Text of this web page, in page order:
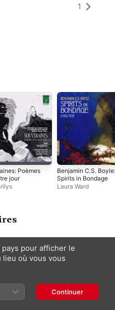
1
Poèmes
jour
Benjamin C.S. Boyle:
Spirits in Bondage
Laura Ward
pour afficher le
où vous vous
Continuer